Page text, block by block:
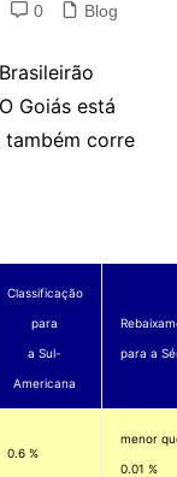
0 Blog
Goiás está
também corre
Classificação
para
a Sul-
Americana
para a
0.6 %
menor
0.01 %